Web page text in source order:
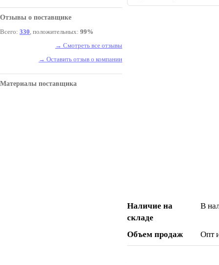
Отзывы о поставщике
Всего: 330, положительных: 99%
→ Смотреть все отзывы
→ Оставить отзыв о компании
Материалы поставщика
Наличие на
складе
В
Объем продаж Опт